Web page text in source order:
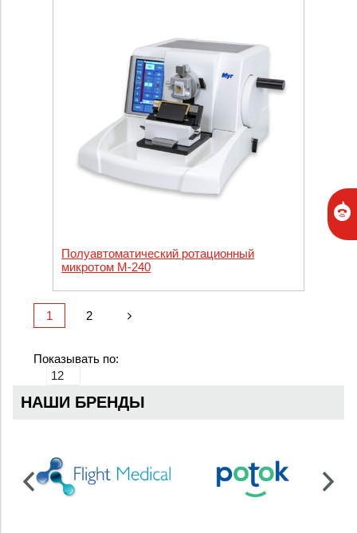
Полуавтоматический ротационный
микротом M-240
1 2
Показывать по:
НАШИ БРЕНДЫ